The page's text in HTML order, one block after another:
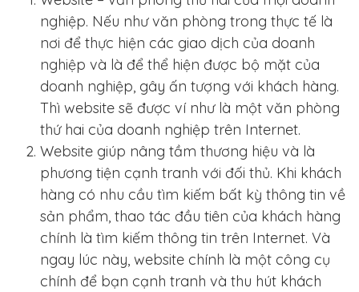
nghiệp. Nếu như văn phòng trong thực tế là
nơi để thực hiện các giao dịch của doanh
nghiệp và là để thể hiện được bộ mặt của
doanh nghiệp, gây ấn tượng với khách hàng.
Thì website sẽ được ví như là một văn phòng
thứ hai của doanh nghiệp trên Internet.
Website giúp nâng tầm thương hiệu và là
phương tiện cạnh tranh với đối thủ. Khi khách
hàng có nhu cầu tìm kiếm bất kỳ thông tin về
sản phẩm, thao tác đầu tiên của khách hàng
chính là tìm kiếm thông tin trên Internet. Và
ngay lúc này, website chính là một công cụ
chính để bạn cạnh tranh và thu hút khách